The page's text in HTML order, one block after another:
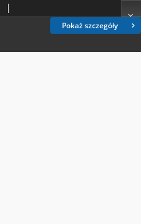
Pokaż szczegóły